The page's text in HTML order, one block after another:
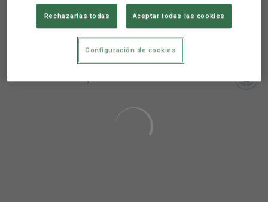
Rechazarlas todas Aceptar todas las cookies
Configuración de cookies